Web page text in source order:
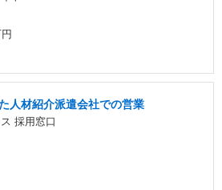
人材紹介派遣会社での営業
採用窓口